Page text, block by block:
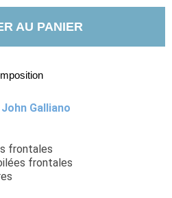
AU PANIER
John Galliano
frontales
frontales